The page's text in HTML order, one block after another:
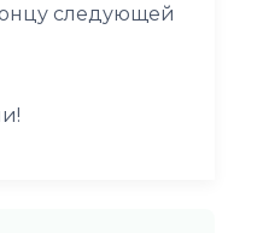
следующей